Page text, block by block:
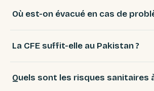
Où est-on évacué en cas de
La CFE suffit-elle au Pakistan ?
Quels sont les risques sanitaires